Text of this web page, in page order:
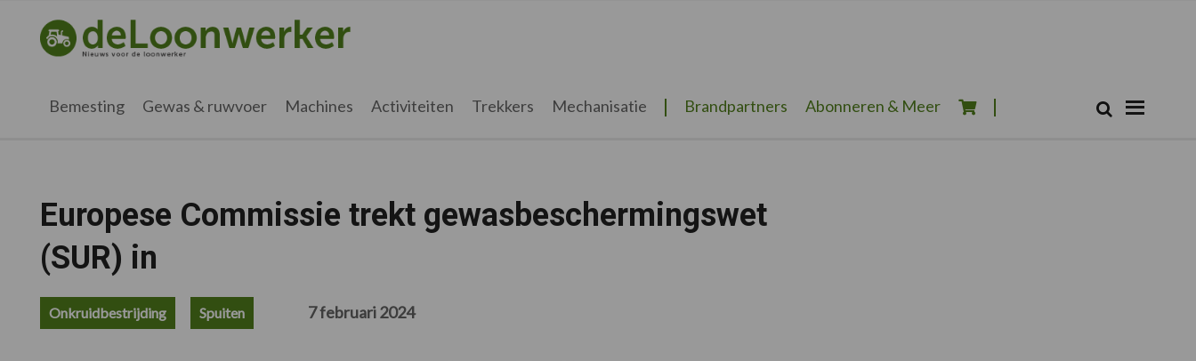
hoofdnavigatie
hoofd
eerste
voettekst
deloonwerker.nl
Bemesting Gewas & ruwvoer Machines Activiteiten Trekkers Mechanisatie Brandpartners Abonneren & Meer Zoek
Europese Commissie trekt gewasbeschermingswet
(SUR) in
Onkruidbestrijding Spuiten 7 februari 2024